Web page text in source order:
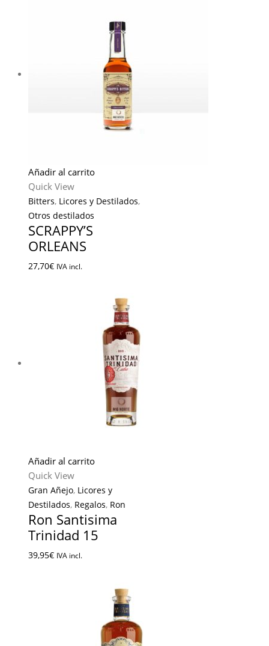
Añadir al carrito
Quick View
Bitters, Licores y Destilados,
Otros destilados
SCRAPPY’S
ORLEANS
27,70€ IVA incl.
Añadir al carrito
Quick View
Gran Añejo, Licores y
Destilados, Regalos, Ron
Ron Santisima
Trinidad 15
39,95€ IVA incl.